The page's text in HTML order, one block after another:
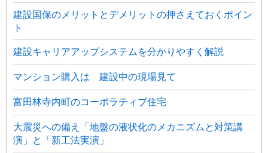
建設国保のメリットとデメリットの押さえておくポイン
ト
建設キャリアアップシステムを分かりやすく解説
マンション購入は 建設中の現場見て
富田林寺内町のコーポラティブ住宅
大震災への備え「地盤の液状化のメカニズムと対策講
演」と「新工法実演」